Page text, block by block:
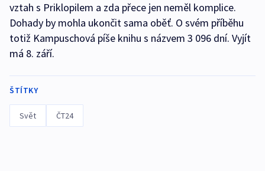
vztah s Priklopilem a zda přece jen neměl komplice.
Dohady by mohla ukončit sama oběť. O svém příběhu
totiž Kampuschová píše knihu s názvem 3 096 dní. Vyjít
má 8. září.
ŠTÍTKY
Svět ČT24